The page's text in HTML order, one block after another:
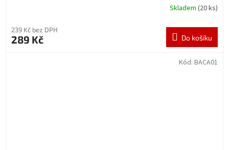
Skladem (20 ks)
239 Kč bez DPH
289 Kč Do košíku
Kód: BACA01